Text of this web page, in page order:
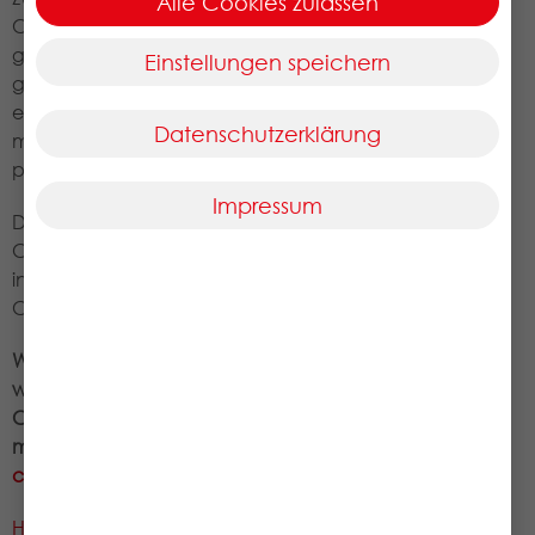
Coupons vom Kassensystem
gescannt, automatisch validiert und
gutgeschrieben werden. Damit
entfällt die bisher notwendige
manuelle Prüfung und der
postalische Versand der Coupons.
Die Infrastruktur für digitales
Couponing ist offen für alle
interessierten Coupon-Provider und
Coupon-Clearing-Plattformen.
Wenn Sie weitere Informationen
wünschen oder sich zum digitalen
Couponing austauschen möchten,
melden Sie sich gerne bei uns unter
coupons@ngda.de
Hier geht es zum Download der
Einstellungen speichern
Datenschutzerklärung
Impressum